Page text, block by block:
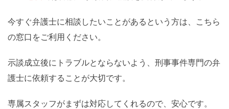
今すぐ弁護士に相談したいことがあるという方は、こちら
の窓口をご利用ください。
示談成立後にトラブルとならないよう、刑事事件専門の弁
護士に依頼することが大切です。
専属スタッフがまずは対応してくれるので、安心です。